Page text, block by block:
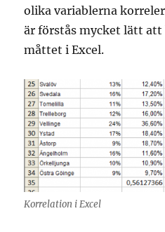
olika variablerna
är förstås mycket lätt att
måttet i Excel.
Korrelation i Excel